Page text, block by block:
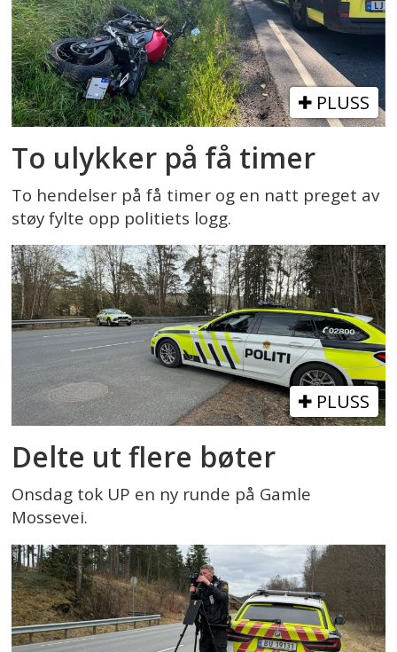
PLUSS
To ulykker på få timer
To hendelser på få timer og en natt preget av
støy fylte opp politiets logg.
PLUSS
Delte ut flere bøter
Onsdag tok UP en ny runde på Gamle
Mossevei.